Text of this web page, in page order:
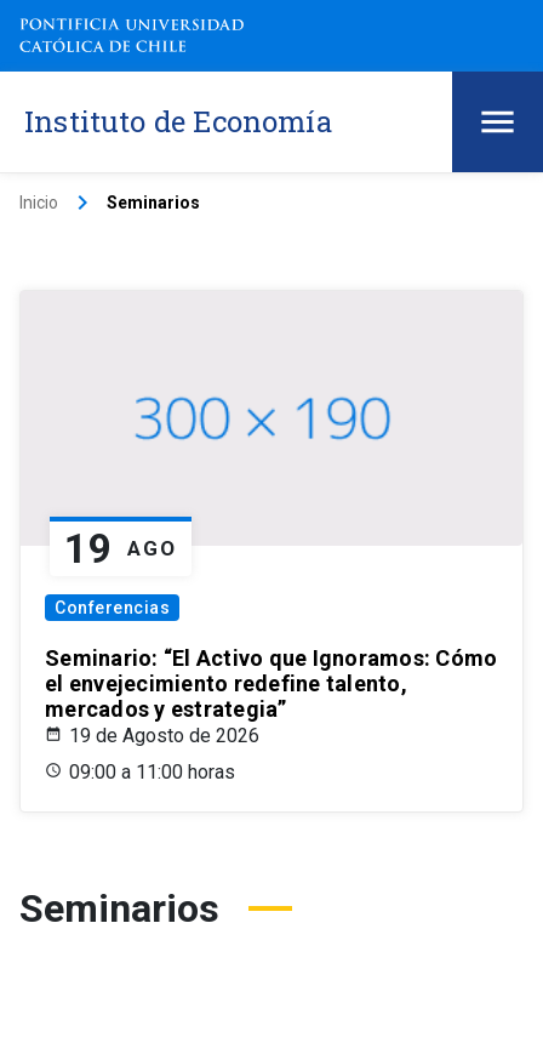
Instituto de Economía
Inicio keyboard_arrow_right Seminarios
19 AGO
Conferencias
Seminario: “El Activo que Ignoramos: Cómo
el envejecimiento redefine talento,
mercados y estrategia”
19 de Agosto de 2026
09:00 a 11:00 horas
Seminarios